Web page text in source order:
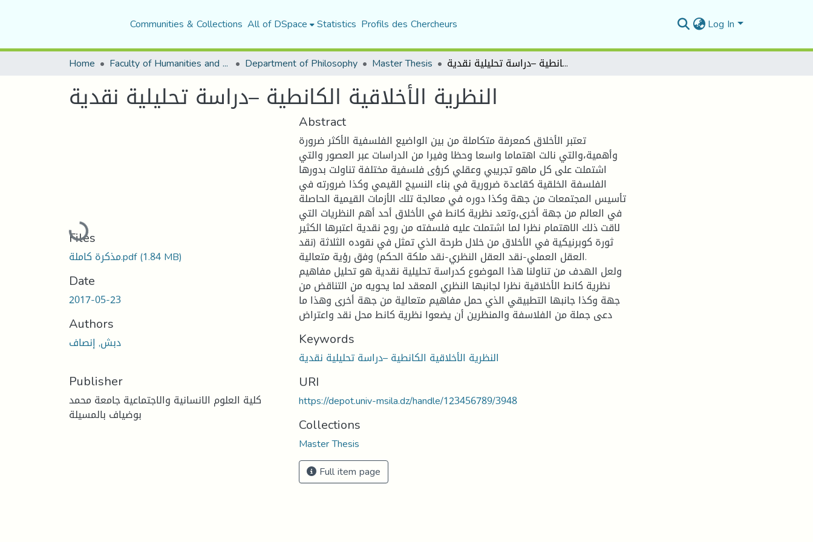
Communities & Collections All of DSpace Statistics Profils des Chercheurs Log In
Home Faculty of Humanities and Social Sciences Department of Philosophy Master Thesis النظرية الأخلاقية الكانطية –دراسة تحليلية نقدية
النظرية الأخلاقية الكانطية –دراسة تحليلية نقدية
Loading...
Files
مذكرة كاملة.pdf(1.84 MB)
Date
2017-05-23
Authors
دبش, إنصاف
Publisher
كلية العلوم الانسانية والاجتماعية جامعة محمد
بوضياف بالمسيلة
Abstract
تعتبر الأخلاق كمعرفة متكاملة من بين الواضيع الفلسفية الأكثر ضرورة
وأهمية،والتي نالت اهتماما واسعا وحظا وفيرا من الدراسات عبر العصور والتي
اشتملت على كل ماهو تجريبي وعقلي كرؤى فلسفية مختلفة تناولت بدورها
الفلسفة الخلقية كقاعدة ضرورية في بناء النسيج القيمي وكذا ضرورته في
تأسيس المجتمعات من جهة وكذا دوره في معالجة تلك الأزمات القيمية الحاصلة
في العالم من جهة أخرى،وتعد نظرية كانط في الأخلاق أحد أهم النظريات التي
لاقت ذلك الاهتمام نظرا لما اشتملت عليه فلسفته من روح نقدية اعتبرها الكثير
ثورة كوبرنيكية في الأخلاق من خلال طرحة الذي تمثل في نقوده الثلاثة (نقد
العقل العملي-نقد العقل النظري-نقد ملكة الحكم) وفق رؤية متعالية.
ولعل الهدف من تناولنا هذا الموضوع كدراسة تحليلية نقدية هو تحليل مفاهيم
نظرية كانط الأخلاقية نظرا لجانبها النظري المعقد لما يحويه من التناقض من
جهة وكذا جانبها التطبيقي الذي حمل مفاهيم متعالية من جهة أخرى وهذا ما
دعى جملة من الفلاسفة والمنظرين أن يضعوا نظرية كانط محل نقد واعتراض
Keywords
النظرية الأخلاقية الكانطية –دراسة تحليلية نقدية
URI
https://depot.univ-msila.dz/handle/123456789/3948
Collections
Master Thesis
Full item page